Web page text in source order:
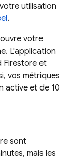
utilisation
.
votre
L'application
Firestore et
vos métriques
active et de 10
sont
mais les